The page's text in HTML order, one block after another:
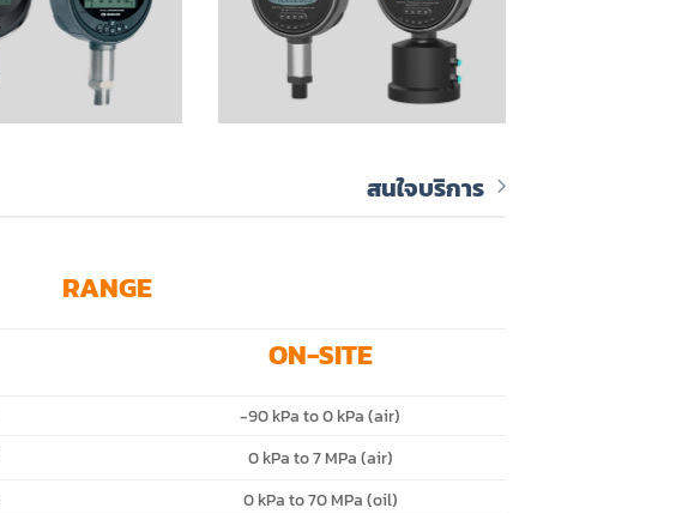
สนใจบริการ
RANGE
ON-SITE
-90 kPa to 0 kPa (air)
0 kPa to 7 MPa (air)
0 kPa to 70 MPa (oil)